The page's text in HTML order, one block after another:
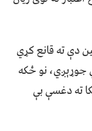
دې ته قانع کړي
جوړېږي، نو ځکه
ته دغسې بې